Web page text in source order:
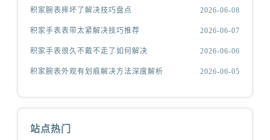
积家腕表摔坏了解决技巧盘点 2026-06-08
积家手表表带太紧解决技巧推荐 2026-06-07
积家手表很久不戴不走了如何解决 2026-06-06
积家腕表外观有划痕解决方法深度解析 2026-06-05
站点热门